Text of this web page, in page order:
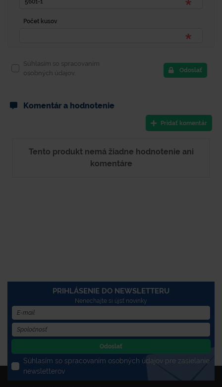
Počet kusov
Súhlasím so spracovaním
osobných údajov.
Odoslať
Komentár a hodnotenie
Pridať komentár
Tento produkt nemá žiadne hodnotenie ani
komentáre
PRIHLÁSENIE DO NEWSLETTERU
Nenechajte si újsť novinky
Odoslať
Súhlasím so spracovaním osobných údajov pre zasielanie
newsletterov